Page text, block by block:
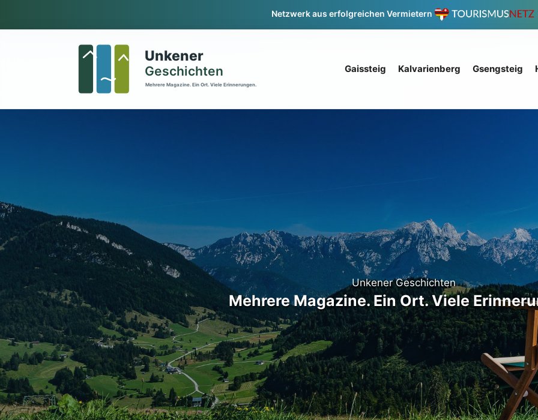
Netzwerk aus erfolgreichen Vermietern
Gaissteig Kalvarienberg Gsengsteig
Unkener Geschichten
Mehrere Magazine. Ein Ort. Viele